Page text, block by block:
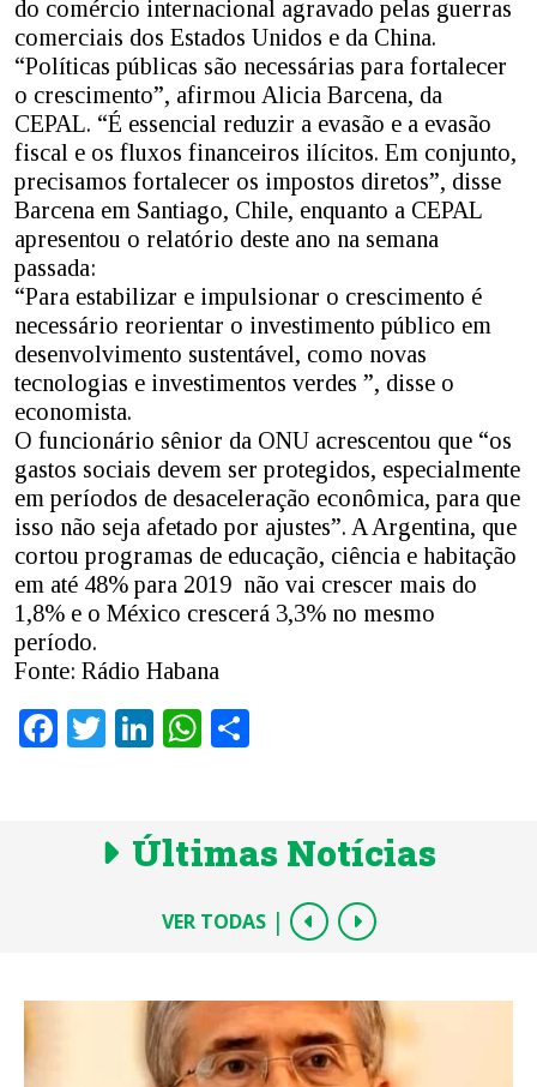
do comércio internacional agravado pelas guerras
comerciais dos Estados Unidos e da China.
“Políticas públicas são necessárias para fortalecer
o crescimento”, afirmou Alicia Barcena, da
CEPAL. “É essencial reduzir a evasão e a evasão
fiscal e os fluxos financeiros ilícitos. Em conjunto,
precisamos fortalecer os impostos diretos”, disse
Barcena em Santiago, Chile, enquanto a CEPAL
apresentou o relatório deste ano na semana
passada:
“Para estabilizar e impulsionar o crescimento é
necessário reorientar o investimento público em
desenvolvimento sustentável, como novas
tecnologias e investimentos verdes ”, disse o
economista.
O funcionário sênior da ONU acrescentou que “os
gastos sociais devem ser protegidos, especialmente
em períodos de desaceleração econômica, para que
isso não seja afetado por ajustes”. A Argentina, que
cortou programas de educação, ciência e habitação
em até 48% para 2019 não vai crescer mais do
1,8% e o México crescerá 3,3% no mesmo
período.
Fonte: Rádio Habana
Facebook
TwitterLinkedInWhatsApp
Últimas Notícias
VER TODAS |